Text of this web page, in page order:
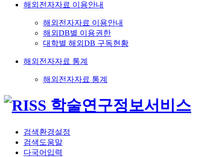
해외전자자료 이용안내
해외전자자료 이용안내
해외DB별 이용권한
대학별 해외DB 구독현황
해외전자자료 통계
해외전자자료 통계
검색환경설정
검색도움말
다국어입력